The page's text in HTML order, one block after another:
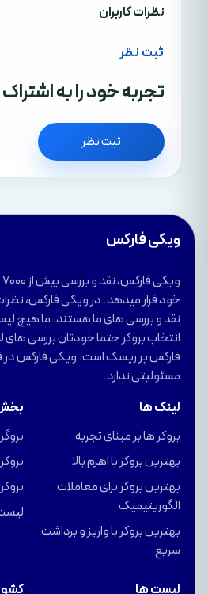
نظرات کاربران
ثبت نظر
تجربه خود را به
ثبت نظر
ویکی فارکس
خود قرار میدهد. در ویکی فارکس،
نقد و بررسی های ما هستند. ما هیچ
انتخاب بروکر حتما خودتان بررسی های
فارکس پر ریسک است. ویکی فارکس در
مسئولیتی ندارد.
لینک ها
بروکر ها بر مبنای تجربه
بهترین بروکر با اهرم بالا
بهترین بروکر برای معاملات
الگوریتیمیک
بهترین بروکر با واریز و برداشت
سریع
لیست ها